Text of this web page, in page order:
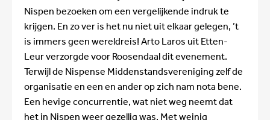
Nispen bezoeken om een vergelijkende indruk te
krijgen. En zo ver is het nu niet uit elkaar gelegen, ’t
is immers geen wereldreis! Arto Laros uit Etten-
Leur verzorgde voor Roosendaal dit evenement.
Terwijl de Nispense Middenstandsvereniging zelf de
organisatie en een en ander op zich nam nota bene.
Een hevige concurrentie, wat niet weg neemt dat
het in Nispen weer gezellig was. Met weinig